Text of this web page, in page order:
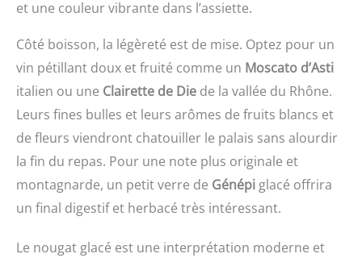
et une couleur vibrante dans l’assiette.
Côté boisson, la légèreté est de mise. Optez pour un
vin pétillant doux et fruité comme un Moscato d’Asti
italien ou une Clairette de Die de la vallée du Rhône.
Leurs fines bulles et leurs arômes de fruits blancs et
de fleurs viendront chatouiller le palais sans alourdir
la fin du repas. Pour une note plus originale et
montagnarde, un petit verre de Génépiglacé offrira
un final digestif et herbacé très intéressant.
Le nougat glacé est une interprétation moderne et